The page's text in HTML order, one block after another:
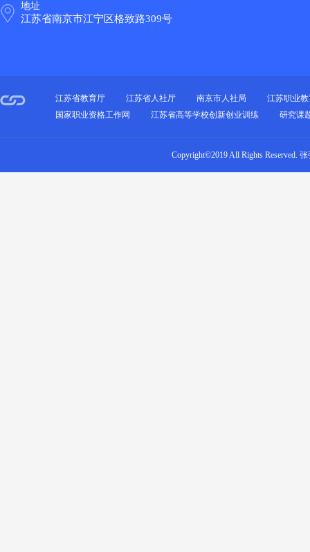
地址
江苏省南京市江宁区格致路309号
江苏省教育厅 江苏省人社厅 南京市人社局
江苏职业
国家职业资格工作网
江苏省高等学校创新创业训练 研究课
Copyright©2019 All Rights Reserved.